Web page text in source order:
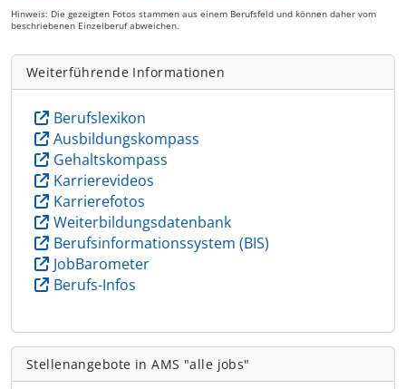
Hinweis: Die gezeigten Fotos stammen aus einem Berufsfeld und können daher vom
beschriebenen Einzelberuf abweichen.
Weiterführende Informationen
Berufslexikon
Ausbildungskompass
Gehaltskompass
Karrierevideos
Karrierefotos
Weiterbildungsdatenbank
Berufsinformationssystem (BIS)
JobBarometer
Berufs-Infos
Stellenangebote in AMS "alle jobs"